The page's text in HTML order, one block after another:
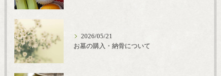
2026/05/21
お墓の購入・納骨について